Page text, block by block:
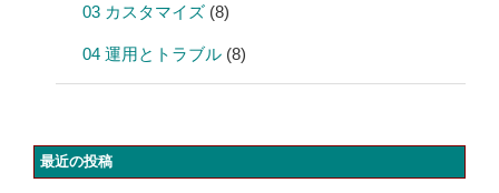
03 カスタマイズ (8)
04 運用とトラブル (8)
最近の投稿